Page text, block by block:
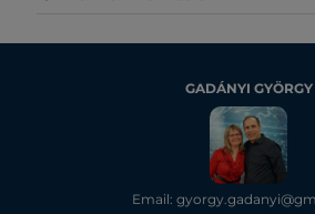
GADÁNYI GYÖRGY
Email: